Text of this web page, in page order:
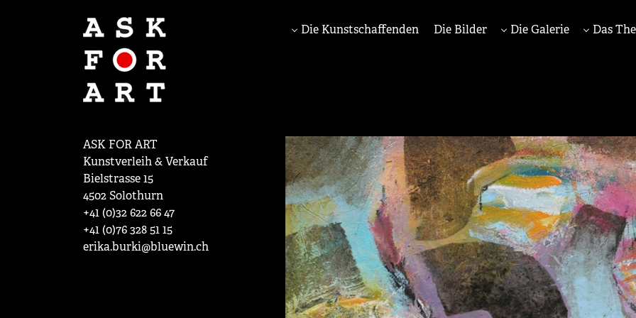
Die Kunstschaffenden Die Bilder Die Galerie Das
ASK FOR ART
Kunstverleih & Verkauf
Bielstrasse 15
4502 Solothurn
+41 (0)32 622 66 47
+41 (0)76 328 51 15
erika.burki@bluewin.ch